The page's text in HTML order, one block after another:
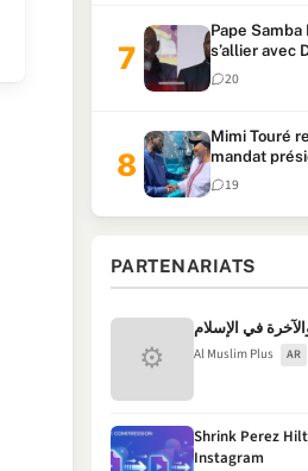
Pape
s’allier avec
locales et
20
Mimi Touré
mandat
faire plus de
consécutifs
19
PARTENARIATS
⚙
في الإسلام
Al Muslim Plus AR
Shrink Perez
Instagram